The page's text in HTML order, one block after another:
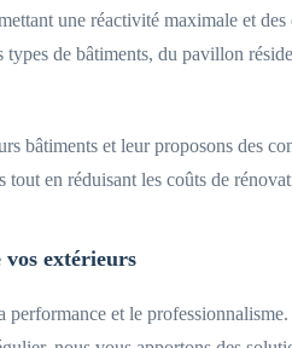
une réactivité maximale et
de bâtiments, du pavillon
bâtiments et leur proposons des
en réduisant les coûts de
extérieurs
et le